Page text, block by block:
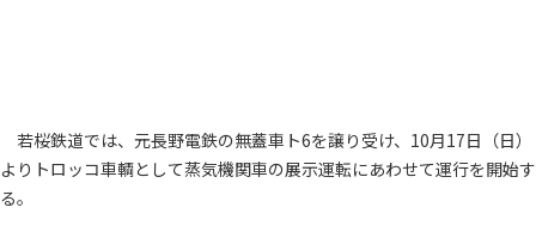
若桜鉄道では、元長野電鉄の無蓋車ト6を譲り受け、10月17日（日）
よりトロッコ車輌として蒸気機関車の展示運転にあわせて運行を開始す
る。